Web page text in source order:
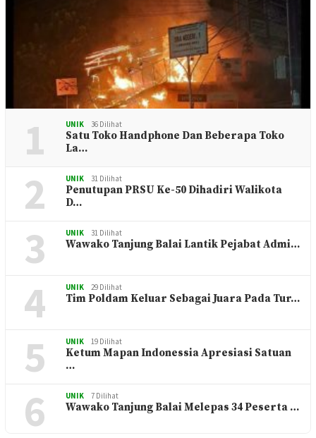
1 UNIK 36 Dilihat
Satu Toko Handphone Dan Beberapa Toko
La…
2 UNIK 31 Dilihat
Penutupan PRSU Ke-50 Dihadiri Walikota
D…
3 UNIK 31 Dilihat
Wawako Tanjung Balai Lantik Pejabat Admi…
4 UNIK 29 Dilihat
Tim Poldam Keluar Sebagai Juara Pada Tur…
5 UNIK 19 Dilihat
Ketum Mapan Indonessia Apresiasi Satuan
…
6 UNIK 7 Dilihat
Wawako Tanjung Balai Melepas 34 Peserta …